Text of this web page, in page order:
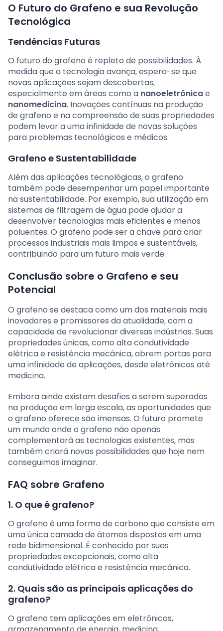
O Futuro do Grafeno e sua Revolução
Tecnológica
Tendências Futuras
O futuro do grafeno é repleto de possibilidades. À
medida que a tecnologia avança, espera-se que
novas aplicações sejam descobertas,
especialmente em áreas como a nanoeletrônicae
nanomedicina. Inovações contínuas na produção
de grafeno e na compreensão de suas propriedades
podem levar a uma infinidade de novas soluções
para problemas tecnológicos e médicos.
Grafeno e Sustentabilidade
Além das aplicações tecnológicas, o grafeno
também pode desempenhar um papel importante
na sustentabilidade. Por exemplo, sua utilização em
sistemas de filtragem de água pode ajudar a
desenvolver tecnologias mais eficientes e menos
poluentes. O grafeno pode ser a chave para criar
processos industriais mais limpos e sustentáveis,
contribuindo para um futuro mais verde.
Conclusão sobre o Grafeno e seu
Potencial
O grafeno se destaca como um dos materiais mais
inovadores e promissores da atualidade, com a
capacidade de revolucionar diversas indústrias. Suas
propriedades únicas, como alta condutividade
elétrica e resistência mecânica, abrem portas para
uma infinidade de aplicações, desde eletrônicos até
medicina.
Embora ainda existam desafios a serem superados
na produção em larga escala, as oportunidades que
o grafeno oferece são imensas. O futuro promete
um mundo onde o grafeno não apenas
complementará as tecnologias existentes, mas
também criará novas possibilidades que hoje nem
conseguimos imaginar.
FAQ sobre Grafeno
1. O que é grafeno?
O grafeno é uma forma de carbono que consiste em
uma única camada de átomos dispostos em uma
rede bidimensional. É conhecido por suas
propriedades excepcionais, como alta
condutividade elétrica e resistência mecânica.
2. Quais são as principais aplicações do
grafeno?
O grafeno tem aplicações em eletrônicos,